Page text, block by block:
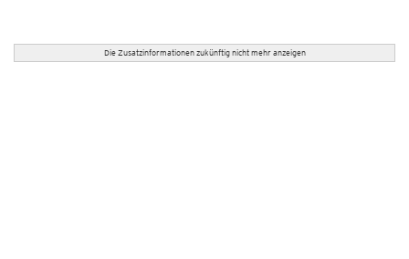
Die Zusatzinformationen zukünftig nicht mehr anzeigen